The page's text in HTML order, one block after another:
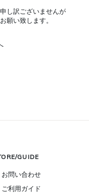
し訳ございませんが
願い致します。
GUIDE
お問い合わせ
ご利用ガイド